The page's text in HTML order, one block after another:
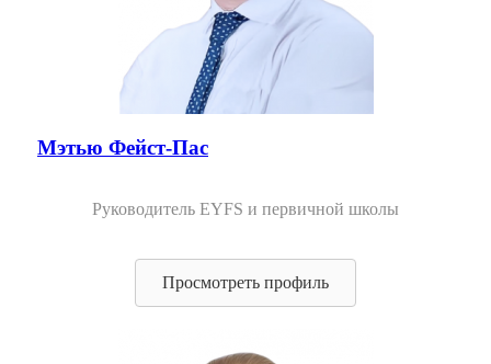
Мэтью Фейст-Пас
Руководитель EYFS и первичной школы
Просмотреть профиль